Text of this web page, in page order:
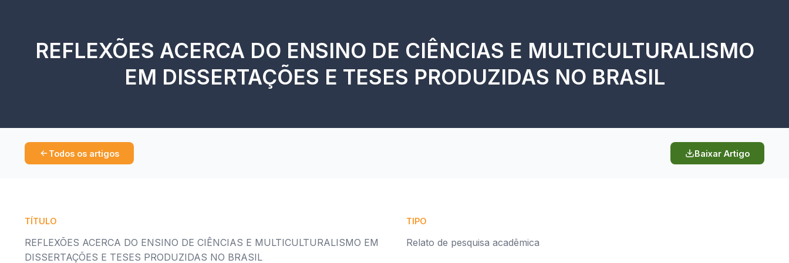
REFLEXÕES ACERCA DO ENSINO DE CIÊNCIAS E MULTICULTURALISMO
EM DISSERTAÇÕES E TESES PRODUZIDAS NO BRASIL
Todos os artigos Baixar Artigo
TÍTULO
REFLEXÕES ACERCA DO ENSINO DE CIÊNCIAS E MULTICULTURALISMO EM
DISSERTAÇÕES E TESES PRODUZIDAS NO BRASIL
TIPO
Relato de pesquisa acadêmica